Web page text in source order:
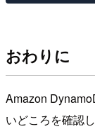
おわりに
Amazon
いどころを確認